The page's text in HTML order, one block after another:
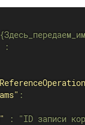
:
:
: "ID записи